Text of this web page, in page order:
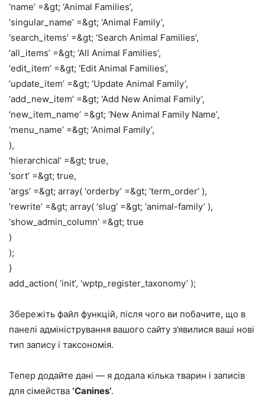
‘name’ =&gt; ‘Animal Families’,
‘singular_name’ =&gt; ‘Animal Family’,
‘search_items’ =&gt; ‘Search Animal Families’,
‘all_items’ =&gt; ‘All Animal Families’,
‘edit_item’ =&gt; ‘Edit Animal Families’,
‘update_item’ =&gt; ‘Update Animal Family’,
‘add_new_item’ =&gt; ‘Add New Animal Family’,
‘new_item_name’ =&gt; ‘New Animal Family Name’,
‘menu_name’ =&gt; ‘Animal Family’,
),
‘hierarchical’ =&gt; true,
‘sort’ =&gt; true,
‘args’ =&gt; array( ‘orderby’ =&gt; ‘term_order’ ),
‘rewrite’ =&gt; array( ‘slug’ =&gt; ‘animal-family’ ),
‘show_admin_column’ =&gt; true
)
);
}
add_action( ‘init’, ‘wptp_register_taxonomy’ );
Збережіть файл функцій, після чого ви побачите, що в
панелі адміністрування вашого сайту з’явилися ваші нові
тип запису і таксономія.
Тепер додайте дані — я додала кілька тварин і записів
для сімейства ‘Canines’.